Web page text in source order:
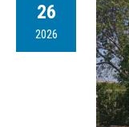
26
2026